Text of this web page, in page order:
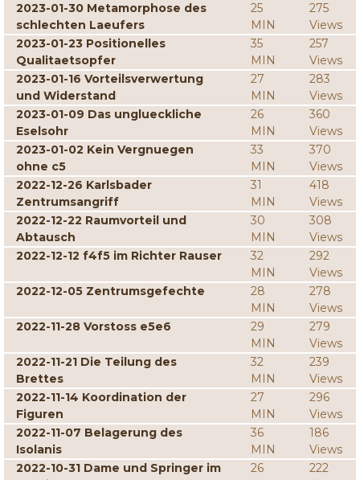
2023-01-30 Metamorphose des
schlechten Laeufers
25
MIN
275
Views
2023-01-23 Positionelles
Qualitaetsopfer
35
MIN
257
Views
2023-01-16 Vorteilsverwertung
und Widerstand
27
MIN
283
Views
2023-01-09 Das unglueckliche
Eselsohr
26
MIN
360
Views
2023-01-02 Kein Vergnuegen
ohne c5
33
MIN
370
Views
2022-12-26 Karlsbader
Zentrumsangriff
31
MIN
418
Views
2022-12-22 Raumvorteil und
Abtausch
30
MIN
308
Views
2022-12-12 f4f5 im Richter Rauser
32
MIN
292
Views
2022-12-05 Zentrumsgefechte
28
MIN
278
Views
2022-11-28 Vorstoss e5e6
29
MIN
279
Views
2022-11-21 Die Teilung des
Brettes
32
MIN
239
Views
2022-11-14 Koordination der
Figuren
27
MIN
296
Views
2022-11-07 Belagerung des
Isolanis
36
MIN
186
Views
2022-10-31 Dame und Springer im
26
222